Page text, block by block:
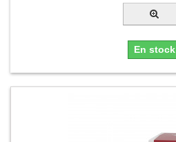
En stock